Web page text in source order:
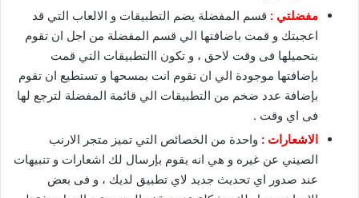
مفضلتي : قسم المفضلة يضم التطبيقات و الالعاب التي قد
اعجبتك و قمت باضافتها الي قسم المفضلة من اجل ان تقوم
بتحميلها فى وقت لاحق ، و تكون االتطبيقات التي قمت
بإضافتها موجودة الي ان تقوم انت بمسحها و تستطيع ان تقوم
بإضافة عدد ضخم من التطبيقات الي قائمة المفضلة لترجع لها
فى اي وقت .
الاشعارات : واحدة من الخصائص التي تميز متجر الارنب
الصيني عن غيره و هي انه يقوم بإرسال لك اشعارات و تنبيهات
عند صدور اي تحديث جديد لاي تطبيق لديك ، و فى بعض